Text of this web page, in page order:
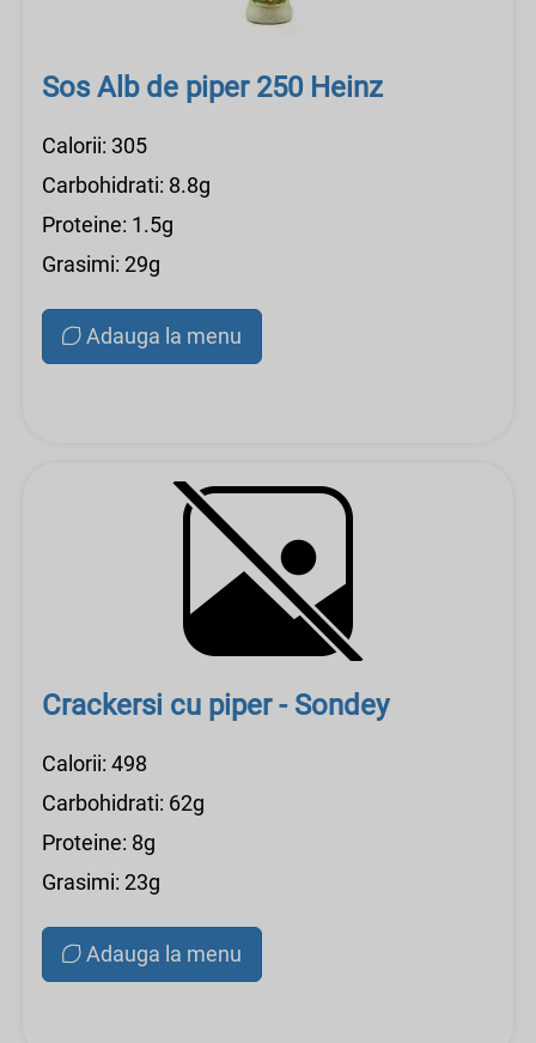
Sos Alb de piper 250 Heinz
Calorii: 305
Carbohidrati: 8.8g
Proteine: 1.5g
Grasimi: 29g
Adauga la menu
Crackersi cu piper - Sondey
Calorii: 498
Carbohidrati: 62g
Proteine: 8g
Grasimi: 23g
Adauga la menu